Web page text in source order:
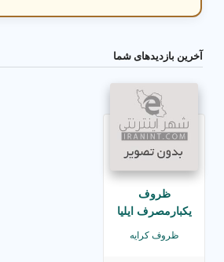
آخرین بازدیدهای شما
ظروف
یکبارمصرف ایلیا
ظروف کرایه